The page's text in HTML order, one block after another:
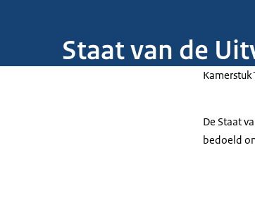
Staat van de
Kamerstuk
De Staat
bedoeld